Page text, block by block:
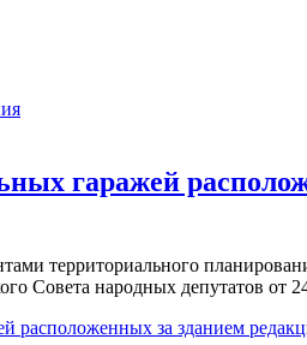
гаражей
территориального
Совета народных депутатов от
расположенных за зданием